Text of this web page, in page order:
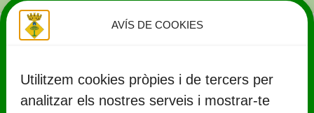
AVÍS DE COOKIES
Utilitzem cookies pròpies i de tercers per
analitzar els nostres serveis i mostrar-te